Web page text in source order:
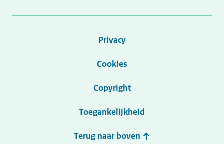
Privacy
Cookies
Copyright
Toegankelijkheid
Terug naar boven